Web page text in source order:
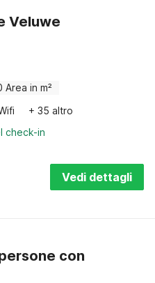
Veluwe
Area in m²
+ 35 altro
check-in
Vedi dettagli
con